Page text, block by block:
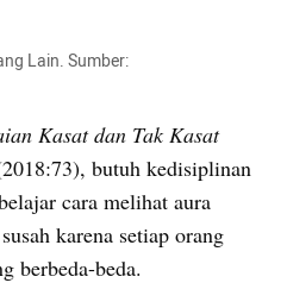
Lain. Sumber:
Kasat dan Tak Kasat
butuh kedisiplinan
cara melihat aura
karena setiap orang
berbeda-beda.